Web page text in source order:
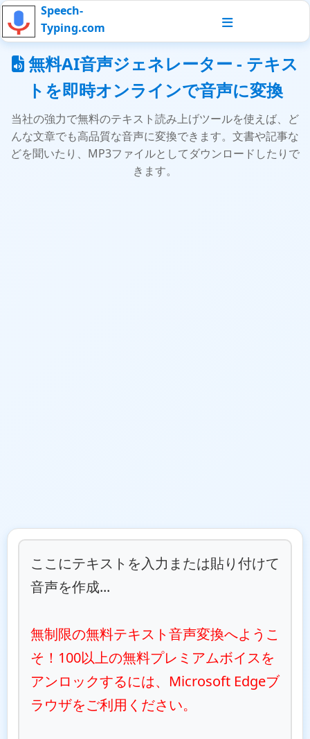
Speech-
Typing.com
無料AI音声ジェネレーター - テキス
トを即時オンラインで音声に変換
当社の強力で無料のテキスト読み上げツールを使えば、ど
んな文章でも高品質な音声に変換できます。文書や記事な
どを聞いたり、MP3ファイルとしてダウンロードしたりで
きます。
ここにテキストを入力または貼り付けて
音声を作成...
無制限の無料テキスト音声変換へようこ
そ！100以上の無料プレミアムボイスを
アンロックするには、Microsoft Edgeブ
ラウザをご利用ください。